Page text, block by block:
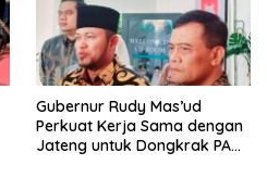
Gubernur Rudy Mas’ud
Perkuat Kerja Sama dengan
Jateng untuk Dongkrak PAD